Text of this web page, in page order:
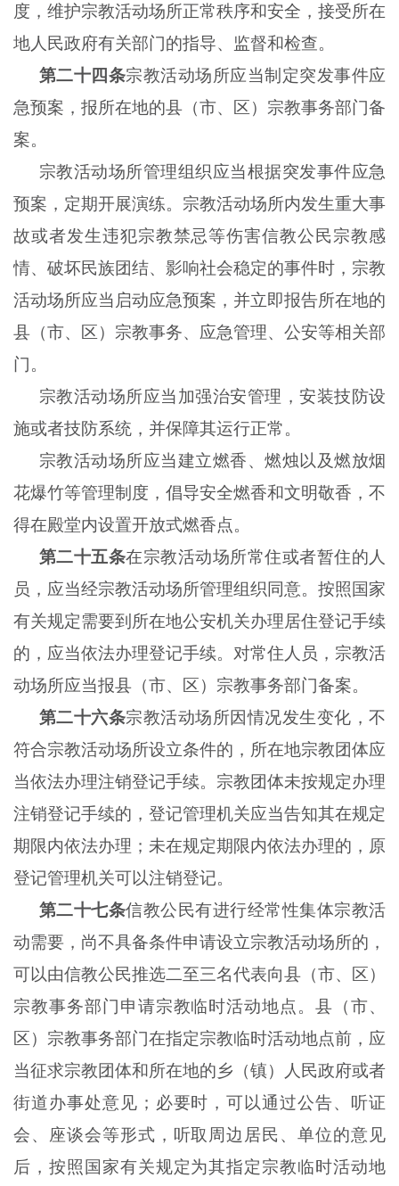
度，维护宗教活动场所正常秩序和安全，接受所在
地人民政府有关部门的指导、监督和检查。
第二十四条宗教活动场所应当制定突发事件应
急预案，报所在地的县（市、区）宗教事务部门备
案。
宗教活动场所管理组织应当根据突发事件应急
预案，定期开展演练。宗教活动场所内发生重大事
故或者发生违犯宗教禁忌等伤害信教公民宗教感
情、破坏民族团结、影响社会稳定的事件时，宗教
活动场所应当启动应急预案，并立即报告所在地的
县（市、区）宗教事务、应急管理、公安等相关部
门。
宗教活动场所应当加强治安管理，安装技防设
施或者技防系统，并保障其运行正常。
宗教活动场所应当建立燃香、燃烛以及燃放烟
花爆竹等管理制度，倡导安全燃香和文明敬香，不
得在殿堂内设置开放式燃香点。
第二十五条在宗教活动场所常住或者暂住的人
员，应当经宗教活动场所管理组织同意。按照国家
有关规定需要到所在地公安机关办理居住登记手续
的，应当依法办理登记手续。对常住人员，宗教活
动场所应当报县（市、区）宗教事务部门备案。
第二十六条宗教活动场所因情况发生变化，不
符合宗教活动场所设立条件的，所在地宗教团体应
当依法办理注销登记手续。宗教团体未按规定办理
注销登记手续的，登记管理机关应当告知其在规定
期限内依法办理；未在规定期限内依法办理的，原
登记管理机关可以注销登记。
第二十七条信教公民有进行经常性集体宗教活
动需要，尚不具备条件申请设立宗教活动场所的，
可以由信教公民推选二至三名代表向县（市、区）
宗教事务部门申请宗教临时活动地点。县（市、
区）宗教事务部门在指定宗教临时活动地点前，应
当征求宗教团体和所在地的乡（镇）人民政府或者
街道办事处意见；必要时，可以通过公告、听证
会、座谈会等形式，听取周边居民、单位的意见
后，按照国家有关规定为其指定宗教临时活动地